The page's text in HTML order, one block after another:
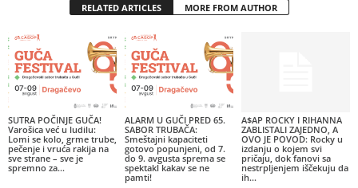
RELATED ARTICLES MORE FROM AUTHOR
SUTRA POČINJE GUČA!
Varošica već u ludilu:
Lomi se kolo, grme trube,
pečenje i vruća rakija na
sve strane – sve je
spremno za...
ALARM U GUČI PRED 65.
SABOR TRUBAČA:
Smeštajni kapaciteti
gotovo popunjeni, od 7.
do 9. avgusta sprema se
spektakl kakav se ne
pamti!
A$AP ROCKY I RIHANNA
ZABLISTALI ZAJEDNO, A
OVO JE POVOD: Rocky u
izdanju o kojem svi
pričaju, dok fanovi sa
nestrpljenjem iščekuju da
ih...